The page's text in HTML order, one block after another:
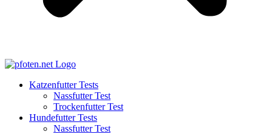
Katzenfutter Tests
Nassfutter Test
Trockenfutter Test
Hundefutter Tests
Nassfutter Test